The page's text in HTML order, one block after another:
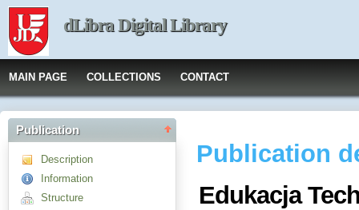
dLibra Digital Library
MAIN PAGE COLLECTIONS CONTACT
Publication
Description
Information
Structure
Publication
Edukacja